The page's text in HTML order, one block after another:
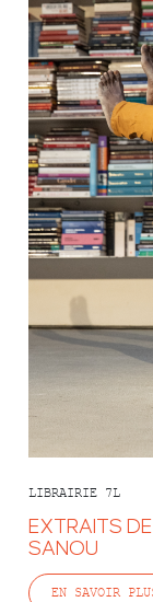
LIBRAIRIE 7L
EXTRAITS
SANOU
EN SAVOIR